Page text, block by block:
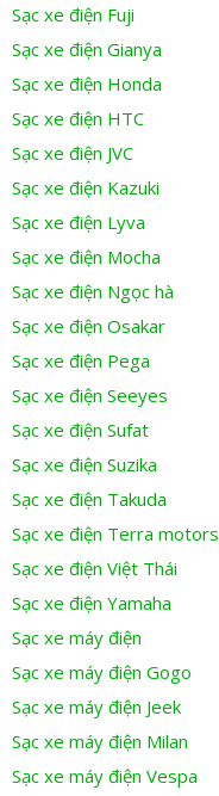
Sạc xe điện Fuji
Sạc xe điện Gianya
Sạc xe điện Honda
Sạc xe điện HTC
Sạc xe điện JVC
Sạc xe điện Kazuki
Sạc xe điện Lyva
Sạc xe điện Mocha
Sạc xe điện Ngọc hà
Sạc xe điện Osakar
Sạc xe điện Pega
Sạc xe điện Seeyes
Sạc xe điện Sufat
Sạc xe điện Suzika
Sạc xe điện Takuda
Sạc xe điện Terra motors
Sạc xe điện Việt Thái
Sạc xe điện Yamaha
Sạc xe máy điện
Sạc xe máy điện Gogo
Sạc xe máy điện Jeek
Sạc xe máy điện Milan
Sạc xe máy điện Vespa